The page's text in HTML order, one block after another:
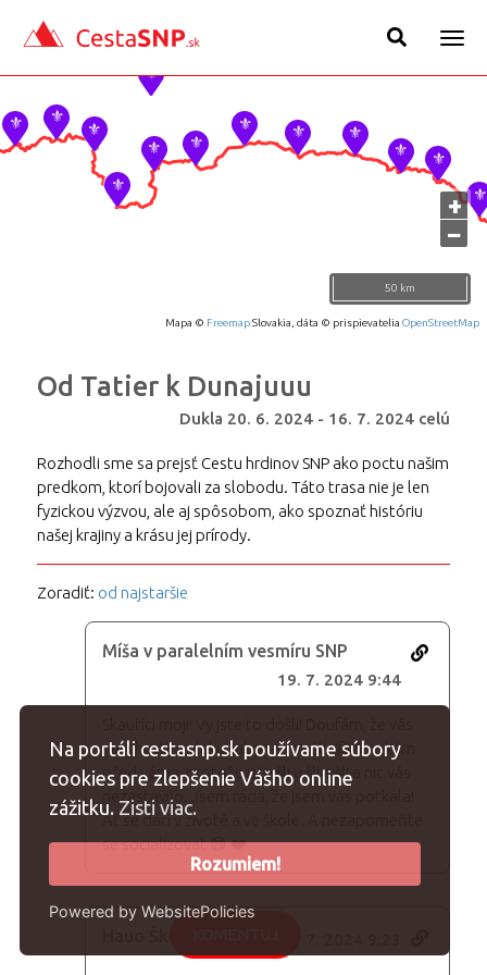
Na portáli cestasnp.sk používame súbory
cookies pre zlepšenie Vášho online
zážitku. Zisti viac.
Rozumiem!
Powered by WebsitePolicies
+
−
50 km
Mapa © FreemapSlovakia, dáta © prispievatelia OpenStreetMap
Od Tatier k Dunajuuu
Dukla 20. 6. 2024 - 16. 7. 2024 celú
Rozhodli sme sa prejsť Cestu hrdinov SNP ako poctu našim
predkom, ktorí bojovali za slobodu. Táto trasa nie je len
fyzickou výzvou, ale aj spôsobom, ako spoznať históriu
našej krajiny a krásu jej prírody.
Zoradiť: od najstaršie
Míša v paralelním vesmíru SNP
19. 7. 2024 9:44
nevyhodili z vlaku, jak jste voněli. 😄 Smekám
před váma, protože jste šli a šli a šli a nic vás
nezastavilo. Jsem ráda, že jsem vás potkala!
Ať se daří v životě a ve škole. A nezapomeňte
se socializovat 😄 ❤️